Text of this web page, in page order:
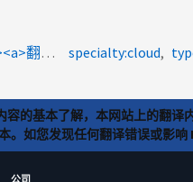
product-categories:global-file-cache<a>2009年118324-</a><a>翻译</a> specialty:cloud
容的基本了解，本网站上的翻
。如您发现任何翻译错误或影
公司